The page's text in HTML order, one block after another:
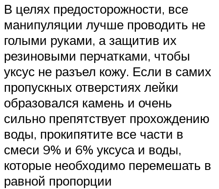
В целях предосторожности, все
манипуляции лучше проводить не
голыми руками, а защитив их
резиновыми перчатками, чтобы
уксус не разъел кожу. Если в самих
пропускных отверстиях лейки
образовался камень и очень
сильно препятствует прохождению
воды, прокипятите все части в
смеси 9% и 6% уксуса и воды,
которые необходимо перемешать в
равной пропорции